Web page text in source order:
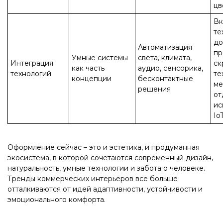
Интеграция
технологий
Умные системы
как часть
концепции
Автоматизация
света, климата,
аудио, сенсорика,
бесконтактные
решения
Оформление сейчас – это и эстетика, и продуманная
экосистема, в которой сочетаются современный дизайн,
натуральность, умные технологии и забота о человеке.
Тренды коммерческих интерьеров все больше
отталкиваются от идей адаптивности, устойчивости и
эмоционального комфорта.